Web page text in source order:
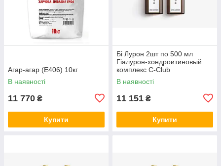
Агар-агар (Е406) 10кг
В наявності
11 770 ₴
Купити
Бі Лурон 2шт по 500 мл
Гіалурон-хондроитиновый
комплекс С-Club
В наявності
11 151 ₴
Купити